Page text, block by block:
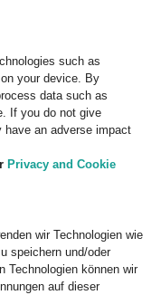
such as
your device. By
data such as
If you do not give
have an adverse impact
Privacy and Cookie
wir Technologien wie
speichern und/oder
Technologien können wir
auf dieser